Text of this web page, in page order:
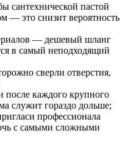
сантехнической пастой
— это снизит вероятность
— дешевый шланг
в самый неподходящий
сверли отверстия,
после каждого крупного
служит гораздо дольше;
профессионала
с самыми сложными